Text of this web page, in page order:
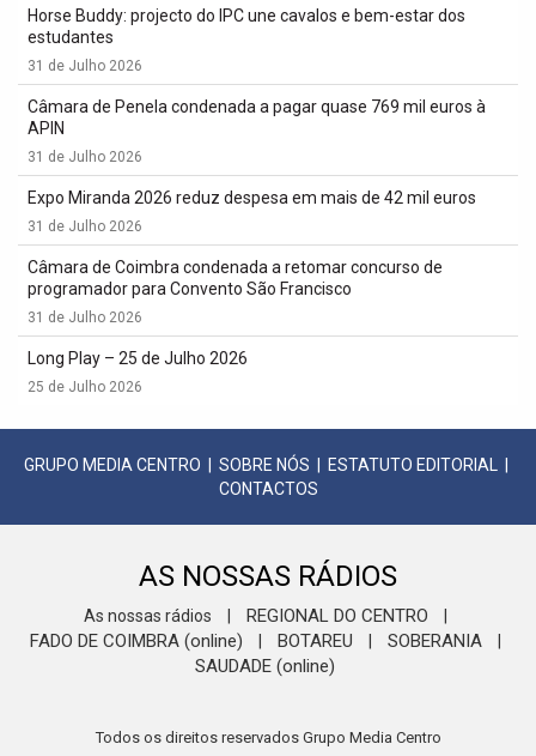
Horse Buddy: projecto do IPC une cavalos e bem-estar dos
estudantes
31 de Julho 2026
Câmara de Penela condenada a pagar quase 769 mil euros à
APIN
31 de Julho 2026
Expo Miranda 2026 reduz despesa em mais de 42 mil euros
31 de Julho 2026
Câmara de Coimbra condenada a retomar concurso de
programador para Convento São Francisco
31 de Julho 2026
Long Play – 25 de Julho 2026
25 de Julho 2026
GRUPO MEDIA CENTRO SOBRE NÓS ESTATUTO EDITORIAL
CONTACTOS
AS NOSSAS RÁDIOS
As nossas rádios REGIONAL DO CENTRO
FADO DE COIMBRA (online) BOTAREU SOBERANIA
SAUDADE (online)
Todos os direitos reservados Grupo Media Centro